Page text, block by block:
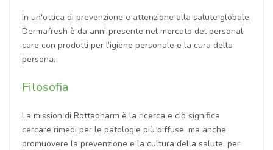
In un'ottica di prevenzione e attenzione alla salute globale,
Dermafresh è da anni presente nel mercato del personal
care con prodotti per l’igiene personale e la cura della
persona.
Filosofia
La mission di Rottapharm è la ricerca e ciò significa
cercare rimedi per le patologie più diffuse, ma anche
promuovere la prevenzione e la cultura della salute, per